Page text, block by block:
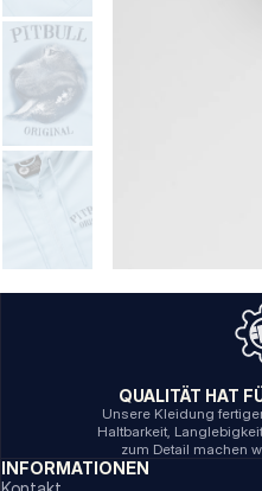
QUALITÄT HAT
Unsere Kleidung
Haltbarkeit,
zum Detail machen
INFORMATIONEN